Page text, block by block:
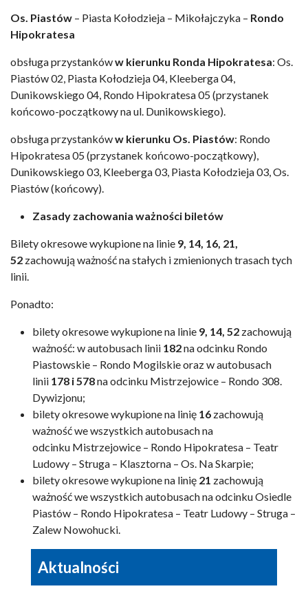
Os. Piastów – Piasta Kołodzieja – Mikołajczyka – Rondo
Hipokratesa
obsługa przystankóww kierunku Ronda Hipokratesa: Os.
Piastów 02, Piasta Kołodzieja 04, Kleeberga 04,
Dunikowskiego 04, Rondo Hipokratesa 05 (przystanek
końcowo-początkowy na ul. Dunikowskiego).
obsługa przystankóww kierunku Os. Piastów: Rondo
Hipokratesa 05 (przystanek końcowo-początkowy),
Dunikowskiego 03, Kleeberga 03, Piasta Kołodzieja 03, Os.
Piastów (końcowy).
Zasady zachowania ważności biletów
Bilety okresowe wykupione na linie 9, 14, 16, 21,
52 zachowują ważność na stałych i zmienionych trasach tych
linii.
Ponadto:
bilety okresowe wykupione na linie 9, 14, 52 zachowują
ważność: w autobusach linii 182na odcinku Rondo
Piastowskie – Rondo Mogilskie oraz w autobusach
linii 178 i 578na odcinku Mistrzejowice – Rondo 308.
Dywizjonu;
bilety okresowe wykupione na linię 16 zachowują
ważność we wszystkich autobusach na
odcinku Mistrzejowice – Rondo Hipokratesa – Teatr
Ludowy – Struga – Klasztorna – Os. Na Skarpie;
bilety okresowe wykupione na linię 21 zachowują
ważność we wszystkich autobusach na odcinku Osiedle
Piastów – Rondo Hipokratesa – Teatr Ludowy – Struga –
Zalew Nowohucki.
Aktualności